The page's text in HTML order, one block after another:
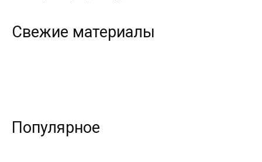
Свежие материалы
Популярное